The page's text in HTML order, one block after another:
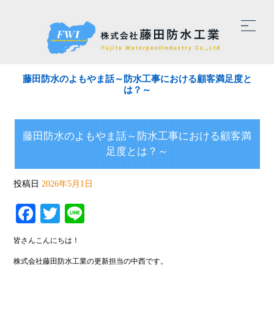
藤田防水のよもやま話～防水工事における顧客満足度と
は？～
藤田防水のよもやま話～防水工事における顧客満
足度とは？～
投稿日 2026年5月1日
Facebook
Twitter
皆さんこんにちは！
株式会社藤田防水工業の更新担当の中西です。